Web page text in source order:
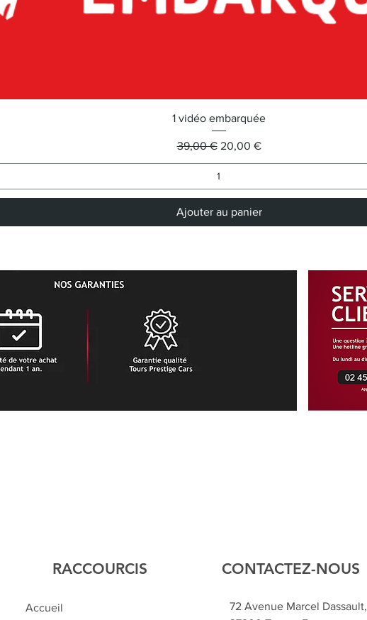
1 vidéo embarquée
Prix original
39,00 € Prix promotionnel
20,00 €
Ajouter au panier
RACCOURCIS
Accueil
CONTACTEZ-NOUS
72 Avenue Marcel Dassault,